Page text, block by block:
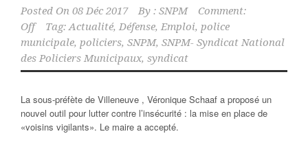
Posted On 08 Déc 2017 By : SNPM
Comment:
Off
Tag:Actualité, Défense, Emploi, police
municipale, policiers, SNPM, SNPM- Syndicat National
des Policiers Municipaux, syndicat
La sous-préfète de Villeneuve , Véronique Schaaf a proposé un
nouvel outil pour lutter contre l’insécurité : la mise en place de
«voisins vigilants». Le maire a accepté.